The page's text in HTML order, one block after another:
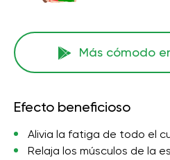
Más cómodo
Efecto beneficioso
Alivia la fatiga de todo el
Relaja los músculos de la